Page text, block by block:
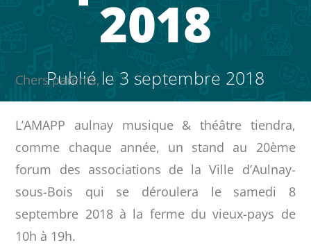
2018
Publié le 3 septembre 2018
Chers parents,
L’AMAPP aulnay musique & théâtre tiendra,
comme chaque année, un stand au 20ème
forum des associations de la Ville d’Aulnay-
sous-Bois qui se déroulera le samedi 8
septembre 2018 à la ferme du vieux-pays de
10h à 19h.